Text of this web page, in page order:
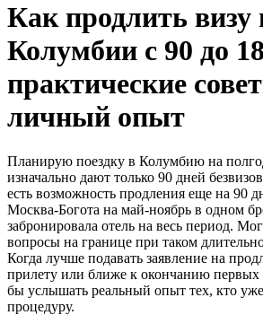
Как продлить визу
Колумбии с 90 до
практические
личный опыт
Планирую поездку в Колумбию на
изначально дают только 90 дней
есть возможность продления еще на 90
Москва-Богота на май-ноябрь в одном
забронировала отель на весь период.
вопросы на границе при таком
Когда лучше подавать заявление на
прилету или ближе к окончанию первых
бы услышать реальный опыт тех, кто
процедуру.